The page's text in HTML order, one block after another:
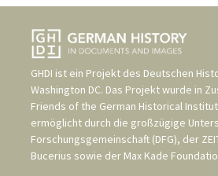
GHDI ist ein Projekt des Deutschen
Washington DC. Das Projekt wurde in
Friends of the German Historical
ermöglicht durch die großzügige
Forschungsgemeinschaft (DFG), der
Bucerius sowie der Max Kade